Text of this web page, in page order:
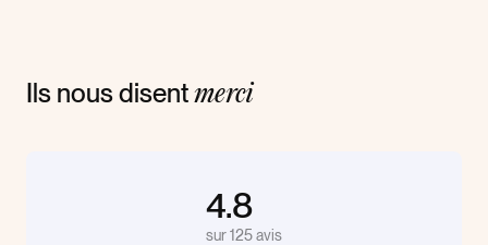
Ils nous disent merci
4.8
sur 125 avis